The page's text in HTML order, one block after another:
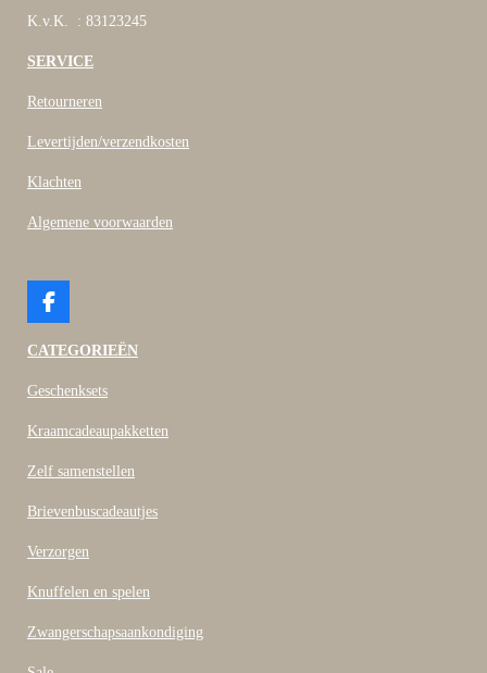
K.v.K. : 83123245
SERVICE
Retourneren
Levertijden/verzendkosten
Klachten
Algemene voorwaarden
F
c
b
o
CATEGORIEËN
Geschenksets
Kraamcadeaupakketten
Zelf samenstellen
Brievenbuscadeautjes
Verzorgen
Knuffelen en spelen
Zwangerschapsaankondiging